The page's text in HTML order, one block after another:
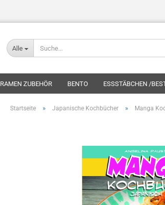
Alle
RAMEN ZUBEHÖR BENTO ESSSTÄBCHEN /
Startseite » Japanische Kochbücher » Manga